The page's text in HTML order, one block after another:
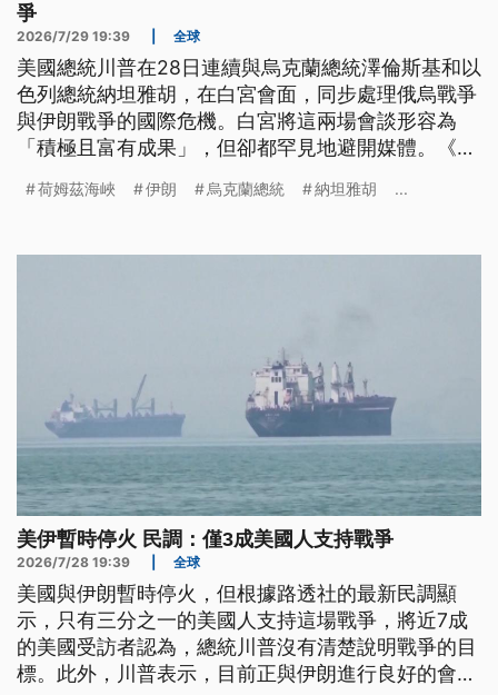
爭
2026/7/29 19:39 全球
美國總統川普在28日連續與烏克蘭總統澤倫斯基和以
色列總統納坦雅胡，在白宮會面，同步處理俄烏戰爭
與伊朗戰爭的國際危機。白宮將這兩場會談形容為
「積極且富有成果」，但卻都罕見地避開媒體。《紐
和平談判仍無突破，伊朗態度依舊強硬，川普想要盡
荷姆茲海峽 伊朗 烏克蘭總統 納坦雅胡 ...
美伊暫時停火 民調：僅3成美國人支持戰爭
2026/7/28 19:39 全球
美國與伊朗暫時停火，但根據路透社的最新民調顯
示，只有三分之一的美國人支持這場戰爭，將近7成
的美國受訪者認為，總統川普沒有清楚說明戰爭的目
標。此外，川普表示，目前正與伊朗進行良好的會